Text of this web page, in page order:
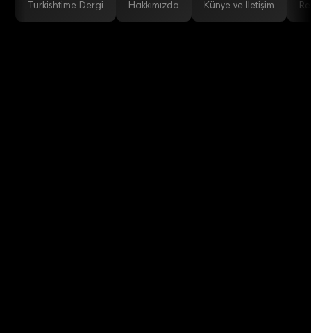
Turkishtime Dergi Hakkımızda Künye ve İletişim